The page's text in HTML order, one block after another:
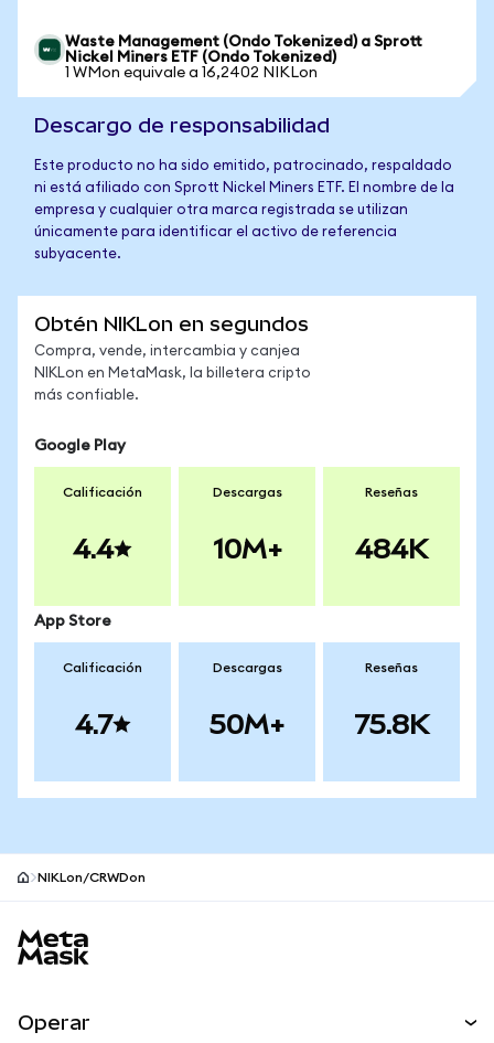
Waste Management (Ondo Tokenized) a Sprott
Nickel Miners ETF (Ondo Tokenized)
1 WMon equivale a 16,2402 NIKLon
Descargo de responsabilidad
Este producto no ha sido emitido, patrocinado, respaldado
ni está afiliado con Sprott Nickel Miners ETF. El nombre de la
empresa y cualquier otra marca registrada se utilizan
únicamente para identificar el activo de referencia
subyacente.
Obtén NIKLon en segundos
Compra, vende, intercambia y canjea
NIKLon en MetaMask, la billetera cripto
más confiable.
Google Play
Calificación
4.4
Descargas
10M+
Reseñas
484K
App Store
Calificación
4.7
Descargas
50M+
Reseñas
75.8K
NIKLon/CRWDon
Operar